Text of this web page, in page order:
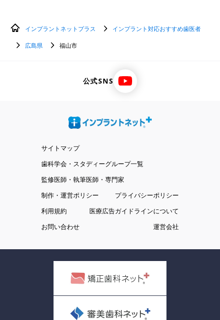
インプラントネットプラス
インプラント対応おすすめ歯医者
広島県
福山市
公式SNS
サイトマップ
歯科学会・スタディーグループ一覧
監修医師・執筆医師・専門家
制作・運営ポリシー
プライバシーポリシー
利用規約
医療広告ガイドラインについて
お問い合わせ
運営会社